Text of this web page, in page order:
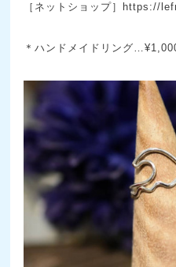
［ネットショップ］ https://
＊ハンドメイドリング